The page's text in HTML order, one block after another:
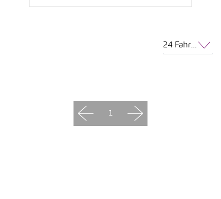
24 Fahrzeuge pro Seite
1